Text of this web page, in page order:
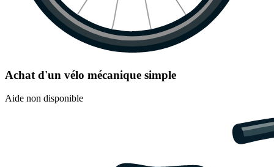
Achat d'un vélo mécanique simple
Aide non disponible